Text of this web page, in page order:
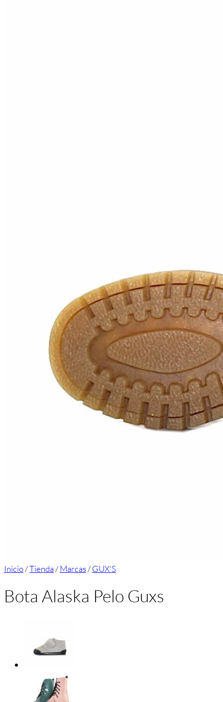
Inicio/Tienda/Marcas/GUX'S
Bota Alaska Pelo Guxs